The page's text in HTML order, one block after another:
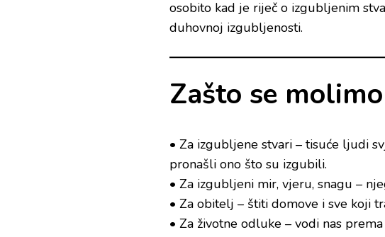
osobito kad je riječ o izgubljenim
duhovnoj izgubljenosti.
Zašto se
• Za izgubljene stvari – tisuće ljudi
pronašli ono što su izgubili.
• Za izgubljeni mir, vjeru, snagu –
• Za obitelj – štiti domove i sve koji
• Za životne odluke – vodi nas